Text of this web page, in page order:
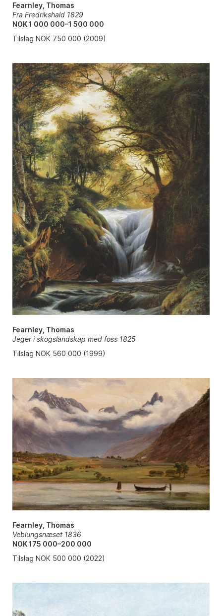
Fearnley, Thomas
Fra Fredrikshald 1829
NOK 1 000 000–1 500 000
Tilslag NOK 750 000 (2009)
Fearnley, Thomas
Jeger i skogslandskap med foss 1825
Tilslag NOK 560 000 (1999)
Fearnley, Thomas
Veblungsnæset 1836
NOK 175 000–200 000
Tilslag NOK 500 000 (2022)